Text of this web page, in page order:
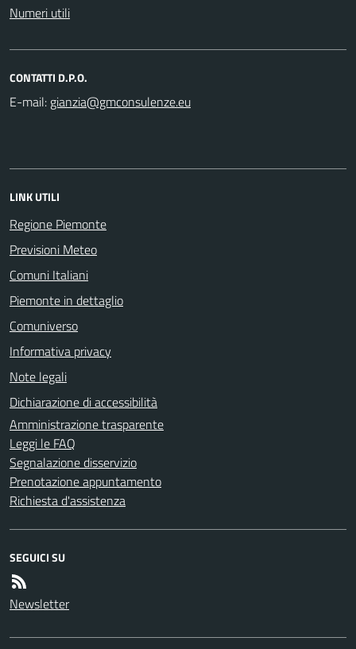
Numeri utili
CONTATTI D.P.O.
E-mail:
LINK UTILI
Regione Piemonte
Previsioni Meteo
Comuni Italiani
Piemonte in dettaglio
Comuniverso
Informativa privacy
Note legali
Dichiarazione di accessibilità
Amministrazione trasparente
Leggi le FAQ
Segnalazione disservizio
Prenotazione appuntamento
Richiesta d'assistenza
SEGUICI SU
Newsletter